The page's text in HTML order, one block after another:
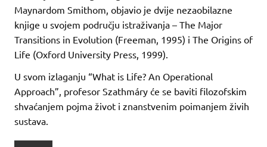
Maynardom Smithom, objavio je dvije nezaobilazne
knjige u svojem području istraživanja – The Major
Transitions in Evolution (Freeman, 1995) i The Origins of
Life (Oxford University Press, 1999).
U svom izlaganju “What is Life? An Operational
Approach”, profesor Szathmáry će se baviti filozofskim
shvaćanjem pojma život i znanstvenim poimanjem živih
sustava.